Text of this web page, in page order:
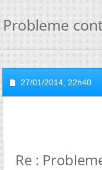
Probleme
27/01/2014, 22h40
Re :